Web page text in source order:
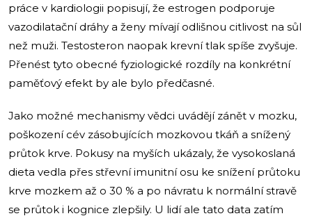
práce v kardiologii popisují, že estrogen podporuje
vazodilatační dráhy a ženy mívají odlišnou citlivost na sůl
než muži. Testosteron naopak krevní tlak spíše zvyšuje.
Přenést tyto obecné fyziologické rozdíly na konkrétní
paměťový efekt by ale bylo předčasné.
Jako možné mechanismy vědci uvádějí zánět v mozku,
poškození cév zásobujících mozkovou tkáň a snížený
průtok krve. Pokusy na myších ukázaly, že vysokoslaná
dieta vedla přes střevní imunitní osu ke snížení průtoku
krve mozkem až o 30 % a po návratu k normální stravě
se průtok i kognice zlepšily. U lidí ale tato data zatím